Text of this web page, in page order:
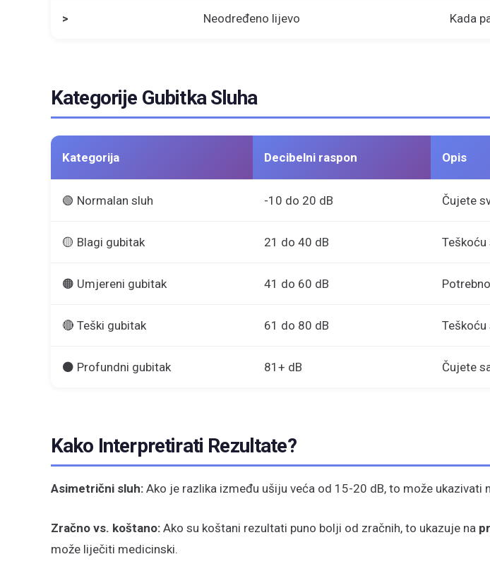
> Neodređeno lijevo Kada
Kategorije Gubitka Sluha
Kategorija Decibelni raspon Opis
🟢 Normalan sluh -10 do 20 dB Čujete
🟡 Blagi gubitak 21 do 40 dB
🟠 Umjereni gubitak 41 do 60 dB
🔴 Teški gubitak 61 do 80 dB
⚫ Profundni gubitak 81+ dB Čujete
Kako Interpretirati Rezultate?
Asimetrični sluh: Ako je razlika između ušiju veća od 15-20 dB, to može
Zračno vs. koštano: Ako su koštani rezultati puno bolji od zračnih, to ukazuje na
može liječiti medicinski.